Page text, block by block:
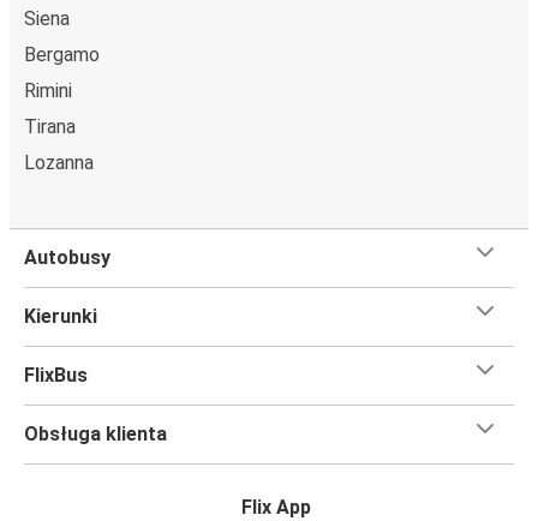
Siena
Bergamo
Rimini
Tirana
Lozanna
Autobusy
Kierunki
FlixBus
Obsługa klienta
Flix App